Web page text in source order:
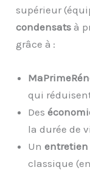
supérieur
condensats à
grâce à :
qui
Des
la durée de
Unentretien
classique